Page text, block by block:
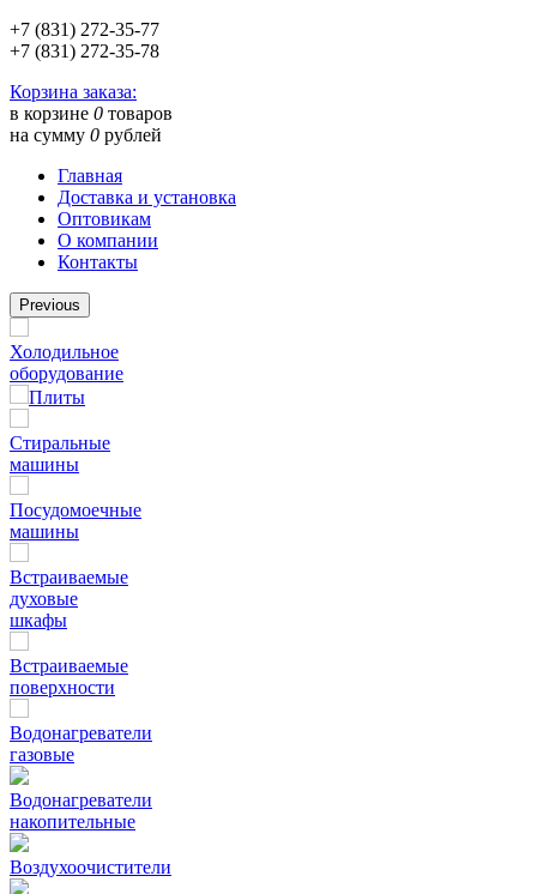
+7 (831) 272-35-77
+7 (831) 272-35-78
Корзина заказа:
в корзине 0 товаров
на сумму 0 рублей
Главная
Доставка и установка
Оптовикам
О компании
Контакты
Previous
Холодильное
оборудование
Плиты
Стиральные
машины
Посудомоечные
машины
Встраиваемые
духовые
шкафы
Встраиваемые
поверхности
Водонагреватели
газовые
Водонагреватели
накопительные
Воздухоочистители